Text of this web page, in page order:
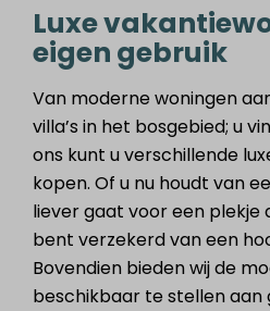
Luxe
eigen gebruik
Van moderne woningen
villa’s in het bosgebied; u
ons kunt u verschillende
kopen. Of u nu houdt van
liever gaat voor een plekje
bent verzekerd van een
Bovendien bieden wij de
beschikbaar te stellen aan